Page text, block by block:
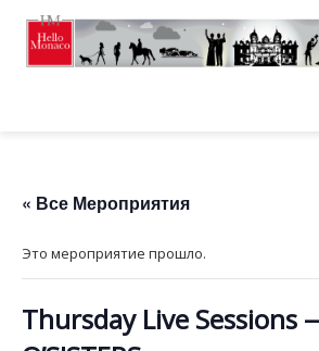
« Все Мероприятия
Это мероприятие прошло.
Thursday Live Sessions